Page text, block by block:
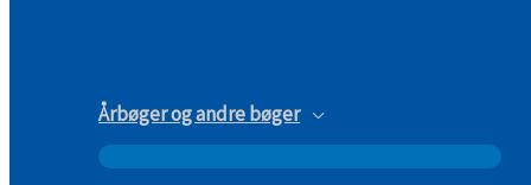
Årbøger og andre bøger